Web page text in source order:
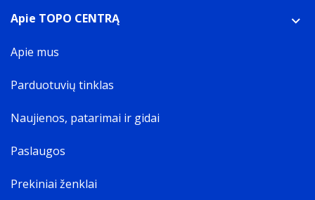
Apie TOPO CENTRĄ
Apie mus
Parduotuvių tinklas
Naujienos, patarimai ir gidai
Paslaugos
Prekiniai ženklai